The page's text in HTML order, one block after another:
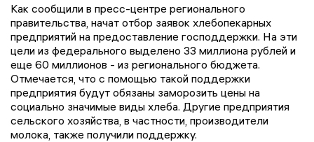
Как сообщили в пресс-центре регионального
правительства, начат отбор заявок хлебопекарных
предприятий на предоставление господдержки. На эти
цели из федерального выделено 33 миллиона рублей и
еще 60 миллионов - из регионального бюджета.
Отмечается, что с помощью такой поддержки
предприятия будут обязаны заморозить цены на
социально значимые виды хлеба. Другие предприятия
сельского хозяйства, в частности, производители
молока, также получили поддержку.